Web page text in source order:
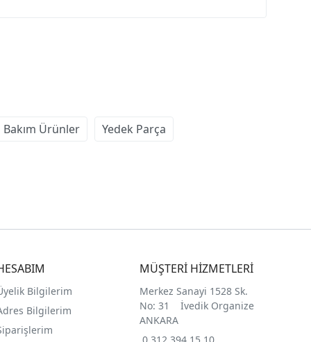
Ürünler Yedek Parça
Bilgilerim
Bilgilerim
MÜŞTERİ HİZMETLERİ
Merkez Sanayi 1528 Sk.
No: 31 İvedik Organize
ANKARA